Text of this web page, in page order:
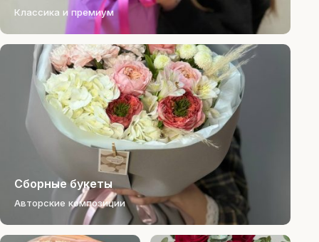
Классика и премиум
Сборные букеты
Авторские композиции